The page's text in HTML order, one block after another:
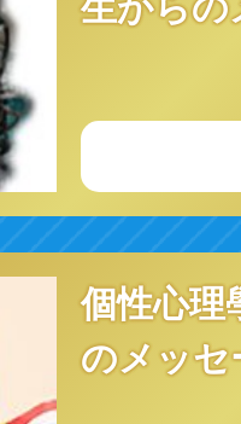
個性心理
のメッセ